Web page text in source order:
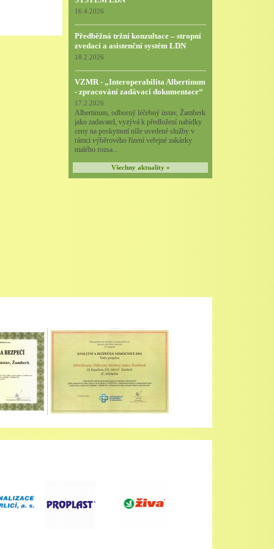
16.4.2026
Předběžná tržní konzultace – stropní
zvedací a asistenční systém LDN
18.2.2026
VZMR - „Interoperabilita Albertinum
- zpracování zadávací dokumentace“
17.2.2026
Albertinum, odborný léčebný ústav, Žamberk
jako zadavatel, vyzývá k předložení nabídky
ceny na poskytnutí níže uvedené služby v
rámci výběrového řízení veřejné zakázky
malého rozsa...
Všechny aktuality »